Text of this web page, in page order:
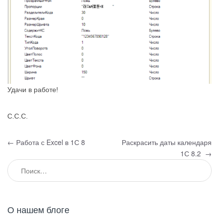
Удачи в работе!
С.С.С.
Навигация по записям
← Работа с Excel в 1С 8
Раскрасить даты календаря
1С 8.2 →
Найти:
О нашем блоге